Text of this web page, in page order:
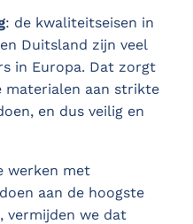
: de kwaliteitseisen in
Duitsland zijn veel
in Europa. Dat zorgt
materialen aan strikte
en dus veilig en
werken met
aan de hoogste
vermijden we dat